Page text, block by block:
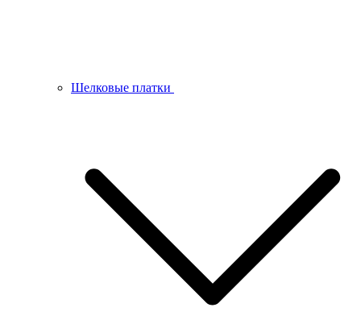
Шелковые платки